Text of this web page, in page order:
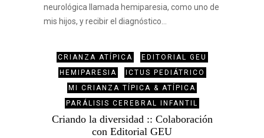
neurológica llamada hemiparesia, como uno de
mis hijos, y recibir el diagnóstico…
CRIANZA ATÍPICA
EDITORIAL GEU
HEMIPARESIA
ICTUS PEDIÁTRICO
MI CRIANZA TÍPICA & ATÍPICA
PARÁLISIS CEREBRAL INFANTIL
Criando la diversidad :: Colaboración
con Editorial GEU